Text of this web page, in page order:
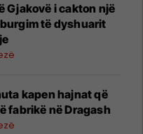
Gjakovë i cakton një
të dyshuarit
kapen hajnat që
fabrikë në Dragash